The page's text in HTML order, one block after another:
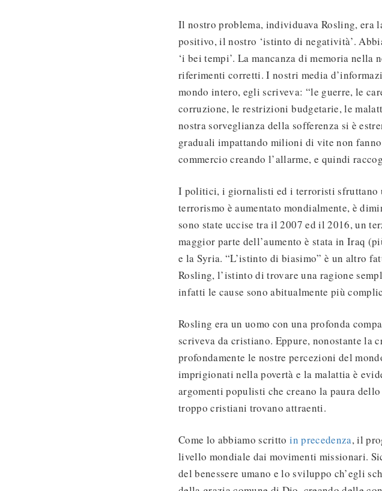
Il nostro problema, individuava Rosling, era
positivo, il nostro ‘istinto di negatività’.
‘i bei tempi’. La mancanza di memoria
riferimenti corretti. I nostri media
mondo intero, egli scriveva: “le guerre, le
corruzione, le restrizioni budgetarie, le
nostra sorveglianza della sofferenza si è
graduali impattando milioni di vite non
commercio creando l’allarme, e quindi
I politici, i giornalisti ed i terroristi sfruttano
terrorismo è aumentato mondialmente, è
sono state uccise tra il 2007 ed il 2016, un
maggior parte dell’aumento è stata in Iraq
e la Syria. “L’istinto di biasimo” è un altro
Rosling, l’istinto di trovare una ragione
infatti le cause sono abitualmente più
Rosling era un uomo con una profonda
scriveva da cristiano. Eppure, nonostante la
profondamente le nostre percezioni del
imprigionati nella povertà e la malattia è
argomenti populisti che creano la paura
troppo cristiani trovano attraenti.
Come lo abbiamo scrittoin precedenza, il
livello mondiale dai movimenti missionari.
del benessere umano e lo sviluppo ch’egli